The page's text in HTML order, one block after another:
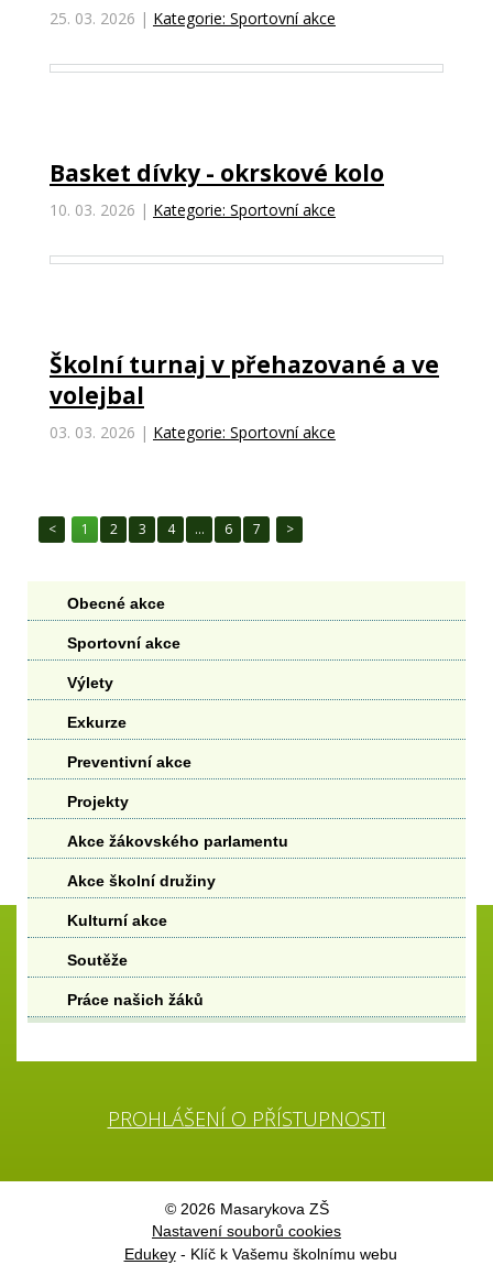
25. 03. 2026 | Kategorie: Sportovní akce
Basket dívky - okrskové kolo
10. 03. 2026 | Kategorie: Sportovní akce
Školní turnaj v přehazované a ve
volejbal
03. 03. 2026 | Kategorie: Sportovní akce
1 2 3 4 … 6 7
Obecné akce
Sportovní akce
Výlety
Exkurze
Preventivní akce
Projekty
Akce žákovského parlamentu
Akce školní družiny
Kulturní akce
Soutěže
Práce našich žáků
PROHLÁŠENÍ O PŘÍSTUPNOSTI
© 2026 Masarykova ZŠ
Nastavení souborů cookies
Edukey- Klíč k Vašemu školnímu webu